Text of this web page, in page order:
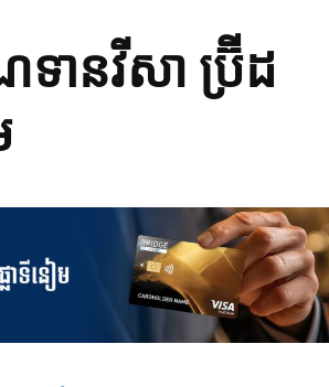
ានវីសា ប្រ៊ីដ